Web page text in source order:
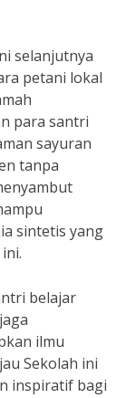
selanjutnya
petani lokal
para santri
sayuran
tanpa
sintetis yang
belajar
ilmu
Sekolah ini
inspiratif bagi